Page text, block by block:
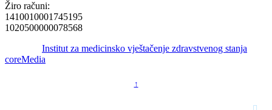
Žiro računi:
1410010001745195
1020500000078568
Institut za medicinsko vještačenje zdravstvenog stanja
coreMedia
↑